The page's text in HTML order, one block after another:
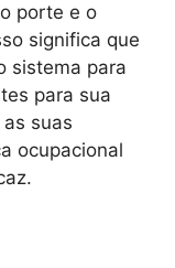
porte e o
significa que
sistema para
para sua
suas
ocupacional